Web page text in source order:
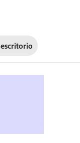
escritorio